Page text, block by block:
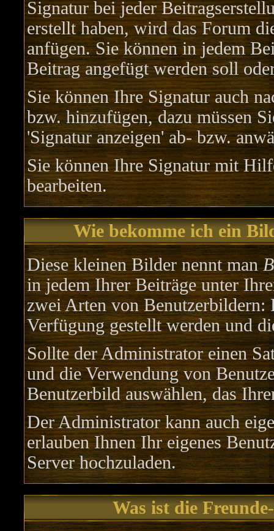
Signatur bei jeder
erstellt haben, wird das Forum
anfügen. Sie können in jedem
Beitrag angefügt werden soll
Sie können Ihre Signatur auch
bzw. hinzufügen, dazu müssen
'Signatur anzeigen' ab- bzw.
Sie können Ihre Signatur mit
bearbeiten.
Wie bekomme ich ein
Diese kleinen Bilder nennt man
in jedem Ihrer Beiträge unter
zwei Arten von
Verfügung gestellt werden und
Sollte der Administrator einen
und die Verwendung von
Benutzerbild auswählen, das
Der Administrator kann auch
erlauben Ihnen Ihr eigenes
Server hochzuladen.
Was ist die